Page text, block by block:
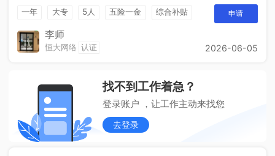
一年 大专 5人 五险一金
综合补贴
销售奖金
申请
李师
恒大网络 认证 2026-06-05
找不到工作着急？
登录账户 ，让工作主动来找您
去登录